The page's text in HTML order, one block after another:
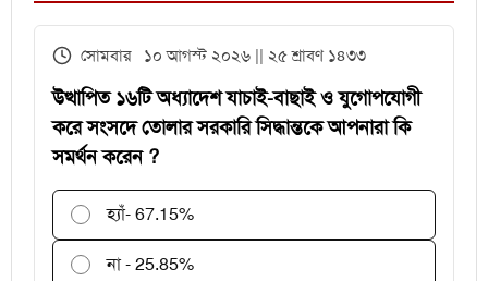
পরীক্ষকদের জন্য সময় বাড়ল ২ দিন
সোমবার ১০ আগস্ট ২০২৬ || ২৫ শ্রাবণ ১৪৩৩
উত্থাপিত ১৬টি অধ্যাদেশ যাচাই-বাছাই ও যুগোপযোগী
করে সংসদে তোলার সরকারি সিদ্ধান্তকে আপনারা কি
সমর্থন করেন ?
হ্যাঁ- 67.15%
না - 25.85%